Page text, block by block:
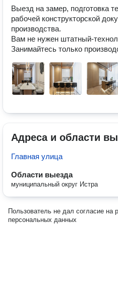
Выезд на замер, подготовка
рабочей конструкторской
производства.
Вам не нужен штатный-
Занимайтесь только
Адреса и области
Главная улица
Области выезда
муниципальный округ Истра
Пользователь не дал согласие на
персональных данных